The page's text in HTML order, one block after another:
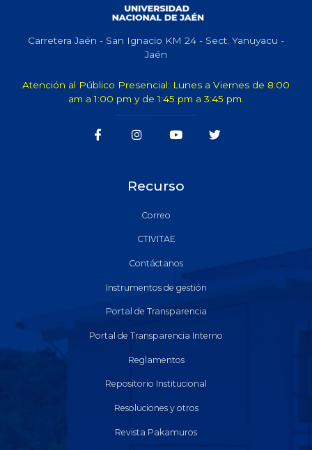
Carretera Jaén - San Ignacio KM 24 - Sect. Yanuyacu -
Jaén
Atención al Público Presencial: Lunes a Viernes de 8:00
am a 1:00 pm y de 1:45 pm a 3:45 pm.
Recurso
Correo
CTIVITAE
Contáctanos
Instrumentos de gestión
Portal de Transparencia
Portal de Transparencia Interno
Reglamentos
Repositorio Institucional
Resoluciones y otros
Revista Pakamuros